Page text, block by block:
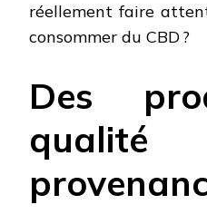
réellement faire
consommer du CBD ?
Des